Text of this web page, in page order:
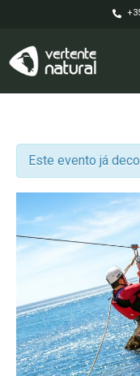
Este evento já